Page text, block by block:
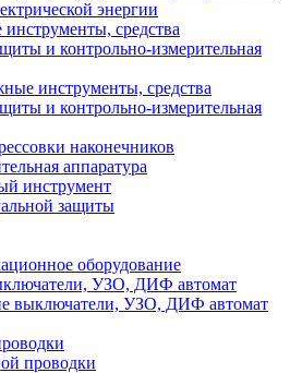
энергии
средства
и контрольно-измерительная
инструменты, средства
и контрольно-измерительная
наконечников
аппаратура
инструмент
защиты
оборудование
УЗО, ДИФ автомат
выключатели, УЗО, ДИФ автомат
проводки